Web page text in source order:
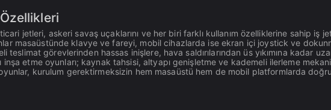
Özellikleri
jetleri, askeri savaş uçaklarını ve her biri farklı kullanım özelliklerine sahip iş
masaüstünde klavye ve fareyi, mobil cihazlarda ise ekran içi joystick ve
teslimat görevlerinden hassas inişlere, hava saldırılarından üs yıkımına kadar
inşa etme oyunları; kaynak tahsisi, altyapı genişletme ve kademeli ilerleme
kurulum gerektirmeksizin hem masaüstü hem de mobil platformlarda